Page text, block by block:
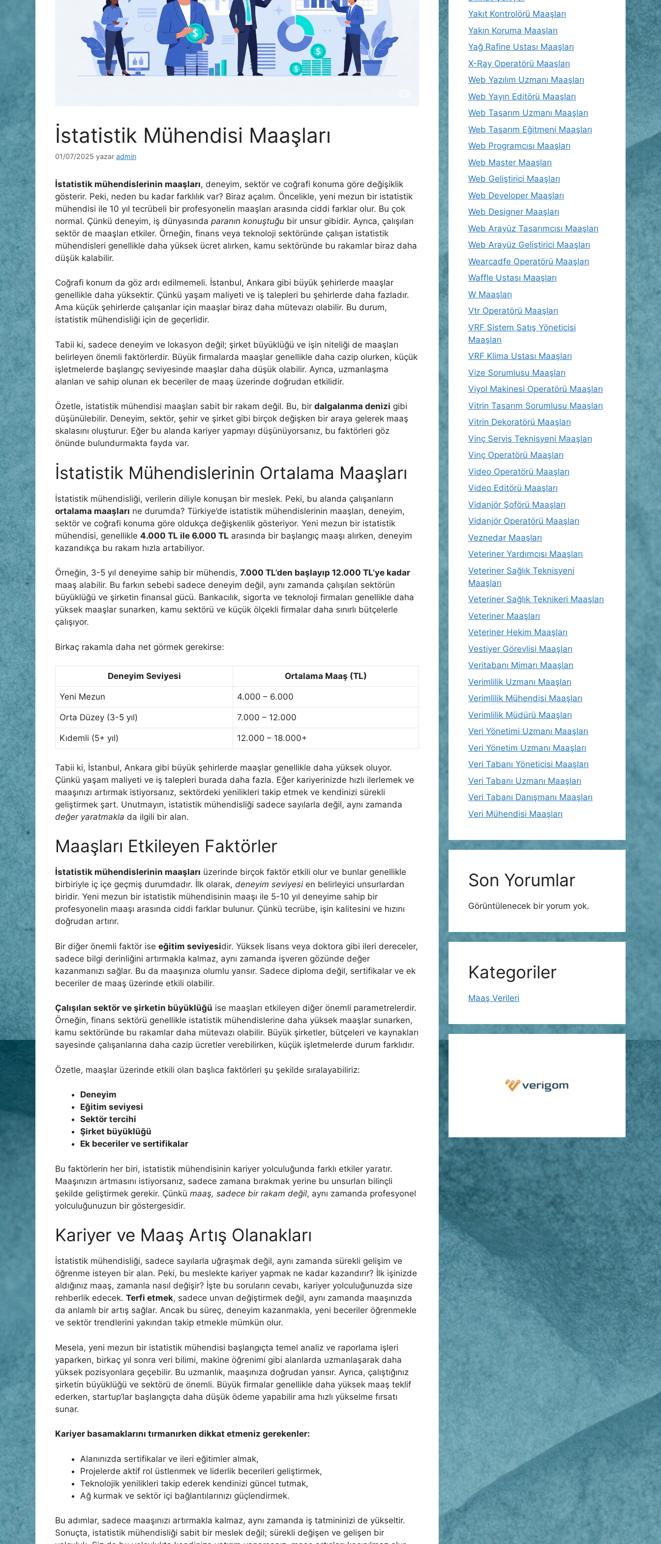
İstatistik Mühendisi Maaşları
01/07/2025 yazar admin
İstatistik mühendislerinin maaşları, deneyim, sektör ve coğrafi konuma göre değişiklik
gösterir. Peki, neden bu kadar farklılık var? Biraz açalım. Öncelikle, yeni mezun bir istatistik
mühendisi ile 10 yıl tecrübeli bir profesyonelin maaşları arasında ciddi farklar olur. Bu çok
normal. Çünkü deneyim, iş dünyasında paranın konuştuğu bir unsur gibidir. Ayrıca, çalışılan
sektör de maaşları etkiler. Örneğin, finans veya teknoloji sektöründe çalışan istatistik
mühendisleri genellikle daha yüksek ücret alırken, kamu sektöründe bu rakamlar biraz daha
düşük kalabilir.
Coğrafi konum da göz ardı edilmemeli. İstanbul, Ankara gibi büyük şehirlerde maaşlar
genellikle daha yüksektir. Çünkü yaşam maliyeti ve iş talepleri bu şehirlerde daha fazladır.
Ama küçük şehirlerde çalışanlar için maaşlar biraz daha mütevazı olabilir. Bu durum,
istatistik mühendisliği için de geçerlidir.
Tabii ki, sadece deneyim ve lokasyon değil; şirket büyüklüğü ve işin niteliği de maaşları
belirleyen önemli faktörlerdir. Büyük firmalarda maaşlar genellikle daha cazip olurken, küçük
işletmelerde başlangıç seviyesinde maaşlar daha düşük olabilir. Ayrıca, uzmanlaşma
alanları ve sahip olunan ek beceriler de maaş üzerinde doğrudan etkilidir.
Özetle, istatistik mühendisi maaşları sabit bir rakam değil. Bu, bir dalgalanma denizi gibi
düşünülebilir. Deneyim, sektör, şehir ve şirket gibi birçok değişken bir araya gelerek maaş
skalasını oluşturur. Eğer bu alanda kariyer yapmayı düşünüyorsanız, bu faktörleri göz
önünde bulundurmakta fayda var.
İstatistik Mühendislerinin Ortalama Maaşları
İstatistik mühendisliği, verilerin diliyle konuşan bir meslek. Peki, bu alanda çalışanların
ortalama maaşları ne durumda? Türkiye’de istatistik mühendislerinin maaşları, deneyim,
sektör ve coğrafi konuma göre oldukça değişkenlik gösteriyor. Yeni mezun bir istatistik
mühendisi, genellikle 4.000 TL ile 6.000 TL arasında bir başlangıç maaşı alırken, deneyim
kazandıkça bu rakam hızla artabiliyor.
Örneğin, 3-5 yıl deneyime sahip bir mühendis, 7.000 TL’den başlayıp 12.000 TL’ye kadar
maaş alabilir. Bu farkın sebebi sadece deneyim değil, aynı zamanda çalışılan sektörün
büyüklüğü ve şirketin finansal gücü. Bankacılık, sigorta ve teknoloji firmaları genellikle daha
yüksek maaşlar sunarken, kamu sektörü ve küçük ölçekli firmalar daha sınırlı bütçelerle
çalışıyor.
Birkaç rakamla daha net görmek gerekirse:
Deneyim Seviyesi Ortalama Maaş (TL)
Yeni Mezun 4.000 – 6.000
Orta Düzey (3-5 yıl) 7.000 – 12.000
Kıdemli (5+ yıl) 12.000 – 18.000+
Tabii ki, İstanbul, Ankara gibi büyük şehirlerde maaşlar genellikle daha yüksek oluyor.
Çünkü yaşam maliyeti ve iş talepleri burada daha fazla. Eğer kariyerinizde hızlı ilerlemek ve
maaşınızı artırmak istiyorsanız, sektördeki yenilikleri takip etmek ve kendinizi sürekli
geliştirmek şart. Unutmayın, istatistik mühendisliği sadece sayılarla değil, aynı zamanda
değer yaratmakla da ilgili bir alan.
Maaşları Etkileyen Faktörler
İstatistik mühendislerinin maaşları üzerinde birçok faktör etkili olur ve bunlar genellikle
birbiriyle iç içe geçmiş durumdadır. İlk olarak, deneyim seviyesi en belirleyici unsurlardan
biridir. Yeni mezun bir istatistik mühendisinin maaşı ile 5-10 yıl deneyime sahip bir
profesyonelin maaşı arasında ciddi farklar bulunur. Çünkü tecrübe, işin kalitesini ve hızını
doğrudan artırır.
Bir diğer önemli faktör ise eğitim seviyesidir. Yüksek lisans veya doktora gibi ileri dereceler,
sadece bilgi derinliğini artırmakla kalmaz, aynı zamanda işveren gözünde değer
kazanmanızı sağlar. Bu da maaşınıza olumlu yansır. Sadece diploma değil, sertifikalar ve ek
beceriler de maaş üzerinde etkili olabilir.
Çalışılan sektör ve şirketin büyüklüğü ise maaşları etkileyen diğer önemli parametrelerdir.
Örneğin, finans sektörü genellikle istatistik mühendislerine daha yüksek maaşlar sunarken,
kamu sektöründe bu rakamlar daha mütevazı olabilir. Büyük şirketler, bütçeleri ve kaynakları
sayesinde çalışanlarına daha cazip ücretler verebilirken, küçük işletmelerde durum farklıdır.
Özetle, maaşlar üzerinde etkili olan başlıca faktörleri şu şekilde sıralayabiliriz:
Deneyim
Eğitim seviyesi
Sektör tercihi
Şirket büyüklüğü
Ek beceriler ve sertifikalar
Bu faktörlerin her biri, istatistik mühendisinin kariyer yolculuğunda farklı etkiler yaratır.
Maaşınızın artmasını istiyorsanız, sadece zamana bırakmak yerine bu unsurları bilinçli
şekilde geliştirmek gerekir. Çünkü maaş, sadece bir rakam değil, aynı zamanda profesyonel
yolculuğunuzun bir göstergesidir.
Kariyer ve Maaş Artış Olanakları
İstatistik mühendisliği, sadece sayılarla uğraşmak değil, aynı zamanda sürekli gelişim ve
öğrenme isteyen bir alan. Peki, bu meslekte kariyer yapmak ne kadar kazandırır? İlk işinizde
aldığınız maaş, zamanla nasıl değişir? İşte bu soruların cevabı, kariyer yolculuğunuzda size
rehberlik edecek. Terfi etmek, sadece unvan değiştirmek değil, aynı zamanda maaşınızda
da anlamlı bir artış sağlar. Ancak bu süreç, deneyim kazanmakla, yeni beceriler öğrenmekle
ve sektör trendlerini yakından takip etmekle mümkün olur.
Mesela, yeni mezun bir istatistik mühendisi başlangıçta temel analiz ve raporlama işleri
yaparken, birkaç yıl sonra veri bilimi, makine öğrenimi gibi alanlarda uzmanlaşarak daha
yüksek pozisyonlara geçebilir. Bu uzmanlık, maaşınıza doğrudan yansır. Ayrıca, çalıştığınız
şirketin büyüklüğü ve sektörü de önemli. Büyük firmalar genellikle daha yüksek maaş teklif
ederken, startup’lar başlangıçta daha düşük ödeme yapabilir ama hızlı yükselme fırsatı
sunar.
Kariyer basamaklarını tırmanırken dikkat etmeniz gerekenler:
Alanınızda sertifikalar ve ileri eğitimler almak,
Projelerde aktif rol üstlenmek ve liderlik becerileri geliştirmek,
Teknolojik yenilikleri takip ederek kendinizi güncel tutmak,
Ağ kurmak ve sektör içi bağlantılarınızı güçlendirmek.
Bu adımlar, sadece maaşınızı artırmakla kalmaz, aynı zamanda iş tatmininizi de yükseltir.
Sonuçta, istatistik mühendisliği sabit bir meslek değil; sürekli değişen ve gelişen bir
Yakıt Kontrolörü Maaşları
Yakın Koruma Maaşları
Yağ Rafine Ustası Maaşları
X-Ray Operatörü Maaşları
Web Yazılım Uzmanı Maaşları
Web Yayın Editörü Maaşları
Web Tasarım Uzmanı Maaşları
Web Tasarım Eğitmeni Maaşları
Web Programcısı Maaşları
Web Master Maaşları
Web Geliştirici Maaşları
Web Developer Maaşları
Web Designer Maaşları
Web Arayüz Tasarımcısı Maaşları
Web Arayüz Geliştirici Maaşları
Wearcadfe Operatörü Maaşları
Waffle Ustası Maaşları
W Maaşları
Vtr Operatörü Maaşları
VRF Sistem Satış Yöneticisi
Maaşları
VRF Klima Ustası Maaşları
Vize Sorumlusu Maaşları
Viyol Makinesi Operatörü Maaşları
Vitrin Tasarım Sorumlusu Maaşları
Vitrin Dekoratörü Maaşları
Vinç Servis Teknisyeni Maaşları
Vinç Operatörü Maaşları
Video Operatörü Maaşları
Video Editörü Maaşları
Vidanjör Şoförü Maaşları
Vidanjör Operatörü Maaşları
Veznedar Maaşları
Veteriner Yardımcısı Maaşları
Veteriner Sağlık Teknisyeni
Maaşları
Veteriner Sağlık Teknikeri Maaşları
Veteriner Maaşları
Veteriner Hekim Maaşları
Vestiyer Görevlisi Maaşları
Veritabanı Mimarı Maaşları
Verimlilik Uzmanı Maaşları
Verimlilik Mühendisi Maaşları
Verimlilik Müdürü Maaşları
Veri Yönetimi Uzmanı Maaşları
Veri Yönetim Uzmanı Maaşları
Veri Tabanı Yöneticisi Maaşları
Veri Tabanı Uzmanı Maaşları
Veri Tabanı Danışmanı Maaşları
Veri Mühendisi Maaşları
Son Yorumlar
Görüntülenecek bir yorum yok.
Kategoriler
Maaş Verileri